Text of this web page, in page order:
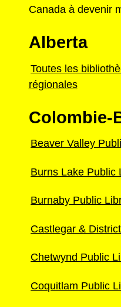
Canada à devenir
Alberta
Toutes les
régionales
Colombie-
Beaver Valley
Burns Lake Public
Burnaby Public
Castlegar &
Chetwynd Public
Coquitlam Public